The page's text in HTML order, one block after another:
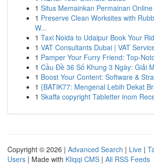
1 Situs Memainkan Permainan Online
1 Preserve Clean Worksites with
W...
1 Taxi Noida to Udaipur Book Your
1 VAT Consultants Dubai | VAT
1 Pamper Your Furry Friend: Top-
1 Cầu Đề 36 Số Khung 3 Ngày: Giải
1 Boost Your Content: Software &
1 {BATIK77: Mengenal Lebih Dekat
1 Skaffa copyright Tabletter inom
Copyright © 2026 | Advanced Search | Live |
Users | Made with Kliqqi CMS | All RSS Feeds